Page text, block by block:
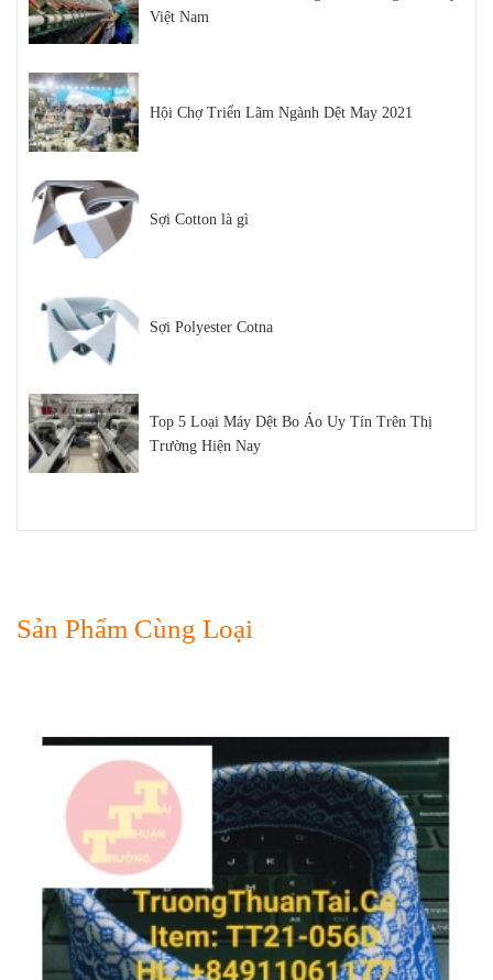
Việt Nam
Hội Chợ Triển Lãm Ngành Dệt May 2021
Sợi Cotton là gì
Sợi Polyester Cotna
Top 5 Loại Máy Dệt Bo Áo Uy Tín Trên Thị
Trường Hiện Nay
Sản Phẩm Cùng Loại